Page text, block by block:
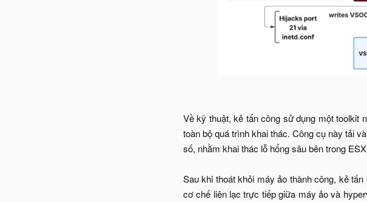
Về kỹ thuật, kẻ tấn công sử dụng một toolkit
toàn bộ quá trình khai thác. Công cụ này tải
số, nhằm khai thác lỗ hổng sâu bên trong
Sau khi thoát khỏi máy ảo thành công, kẻ
cơ chế liên lạc trực tiếp giữa máy ảo và